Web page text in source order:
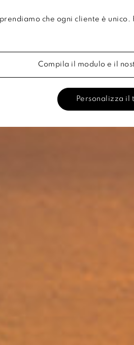
che ogni cliente è
Compila il modulo e il
Personalizza il